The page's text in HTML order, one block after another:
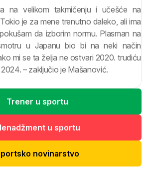
na velikom takmičenju i učešće na
je za mene trenutno daleko, ali ima
da izborim normu. Plasman na
u Japanu bio bi na neki način
mi se ta želja ne ostvari 2020. trudiću
– zaključio je Mašanović.
Trener u sportu
u sportu
novinarstvo